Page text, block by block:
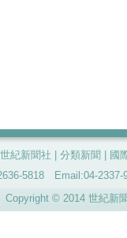
紀新聞社 分類新聞
國
5818 Email:04-
Copyright © 2014 世紀新